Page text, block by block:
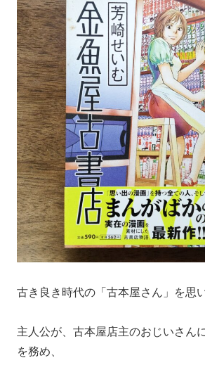
古き良き時代の「古本屋さん」を思
主人公が、古本屋店主のおじいさん
を務め、